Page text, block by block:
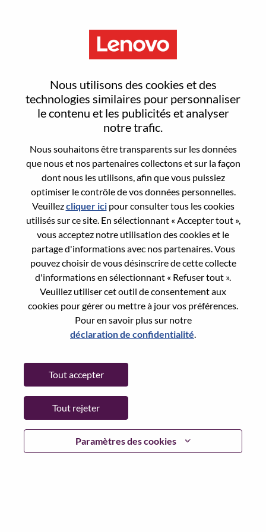
Nous utilisons des cookies et des
technologies similaires pour personnaliser
le contenu et les publicités et analyser
notre trafic.
Nous souhaitons être transparents sur les données
que nous et nos partenaires collectons et sur la façon
dont nous les utilisons, afin que vous puissiez
optimiser le contrôle de vos données personnelles.
Veuillezcliquer icipour consulter tous les cookies
utilisés sur ce site. En sélectionnant « Accepter tout »,
vous acceptez notre utilisation des cookies et le
partage d'informations avec nos partenaires. Vous
pouvez choisir de vous désinscrire de cette collecte
d'informations en sélectionnant « Refuser tout ».
Veuillez utiliser cet outil de consentement aux
cookies pour gérer ou mettre à jour vos préférences.
Pour en savoir plus sur notre
déclaration de confidentialité.
Paramètres des cookies
Tout accepter
Tout rejeter
Reset password
Are you sure you want to reset your
Enter the email address associated with your
account, then click "Continue".
We will email you a link to reset your
password.
Reset password with your e-mail
E-mail*
Continue
Go Back